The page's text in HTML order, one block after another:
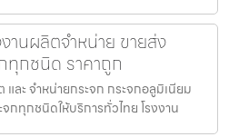
านผลิตจำหน่าย ขายส่ง
ทุกชนิด ราคาถูก
และ จำหน่ายกระจก กระจกอลูมิเนียม
กทุกชนิดให้บริการทั่วไทย โรงงาน